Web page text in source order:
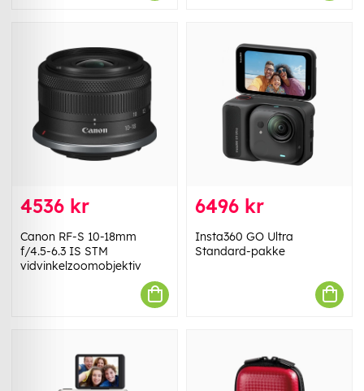
4536 kr
Canon RF-S 10-18mm
f/4.5-6.3 IS STM
vidvinkelzoomobjektiv
6496 kr
Insta360 GO Ultra
Standard-pakke